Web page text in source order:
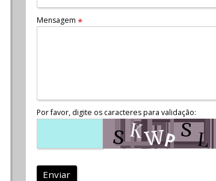
Mensagem *
Por favor, digite os caracteres para validação:
Enviar